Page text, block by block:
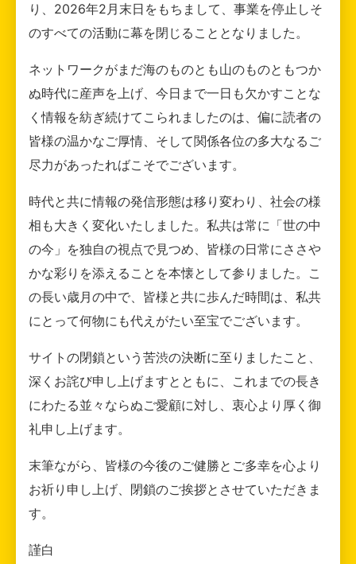
り、2026年2月末日をもちまして、事業を停止しそ
のすべての活動に幕を閉じることとなりました。
ネットワークがまだ海のものとも山のものともつか
ぬ時代に産声を上げ、今日まで一日も欠かすことな
く情報を紡ぎ続けてこられましたのは、偏に読者の
皆様の温かなご厚情、そして関係各位の多大なるご
尽力があったればこそでございます。
時代と共に情報の発信形態は移り変わり、社会の様
相も大きく変化いたしました。私共は常に「世の中
の今」を独自の視点で見つめ、皆様の日常にささや
かな彩りを添えることを本懐として参りました。こ
の長い歳月の中で、皆様と共に歩んだ時間は、私共
にとって何物にも代えがたい至宝でございます。
サイトの閉鎖という苦渋の決断に至りましたこと、
深くお詫び申し上げますとともに、これまでの長き
にわたる並々ならぬご愛顧に対し、衷心より厚く御
礼申し上げます。
末筆ながら、皆様の今後のご健勝とご多幸を心より
お祈り申し上げ、閉鎖のご挨拶とさせていただきま
す。
謹白